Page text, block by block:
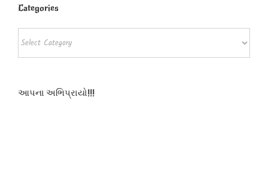
Categories
Categories
આપના અભિપ્રાયો!!!